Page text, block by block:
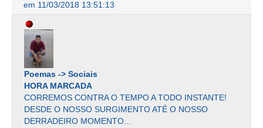
em 11/03/2018 13:51:13
Poemas -> Sociais
HORA MARCADA
CORREMOS CONTRA O TEMPO A TODO INSTANTE!
DESDE O NOSSO SURGIMENTO ATÉ O NOSSO
DERRADEIRO MOMENTO...